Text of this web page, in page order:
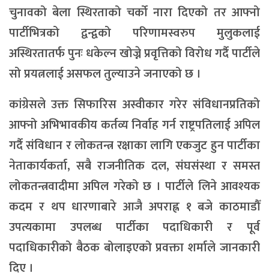
चुनावको बेला स्थिरताको चर्को नारा दिएको तर आफ्नो
पार्टीभित्रको द्वन्द्वको परिणामस्वरुप मुलुकलाई
अस्थिरतातर्फ पुनः धकेल्न खोज्ने प्रवृत्तिको विरोध गर्दै पार्टीले
सो प्रयत्नलाई असफल तुल्याउने जनाएको छ ।
कांग्रेसले उक्त सिफारिस अस्वीकार गरेर संविधानप्रतिको
आफ्नो अभिभावकीय कर्तव्य निर्वाह गर्न राष्ट्रपतिलाई अपिल
गर्दै संविधान र लोकतन्त्र रक्षाका लागि एकजुट हुन पार्टीका
नेताकार्यकर्ता, सबै राजनीतिक दल, संघसंस्था र समस्त
लोकतन्त्रवादीमा अपिल गरेको छ । पार्टीले लिने आवश्यक
कदम र थप धारणाबारे आजै अपराह्न १ बजे काठमाडौँ
उपत्यकामा उपलब्ध पार्टीका पदाधिकारी र पूर्व
पदाधिकारीको बैठक बोलाइएको प्रवक्ता शर्माले जानकारी
दिए ।